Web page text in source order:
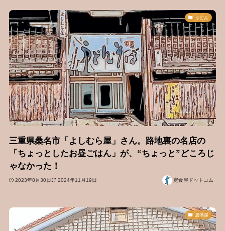
うどん
三重県桑名市「よしむら屋」さん。路地裏の名店の
「ちょっとしたお昼ごはん」が、“ちょっと”どころじ
ゃなかった！
2023年8月30日 2024年11月19日 定食屋ドットコム
居酒屋